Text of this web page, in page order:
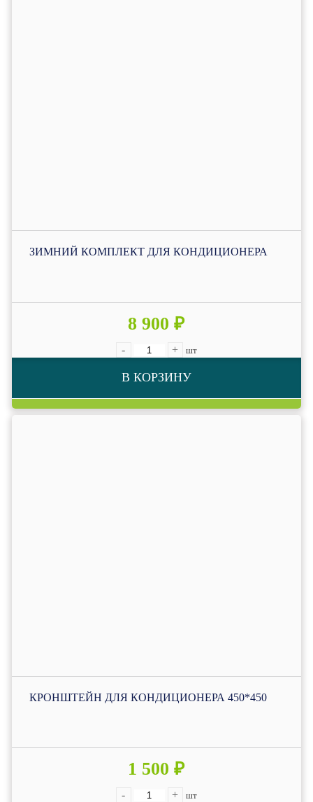
ЗИМНИЙ КОМПЛЕКТ ДЛЯ КОНДИЦИОНЕРА
8 900 ₽
- + шт
В КОРЗИНУ
КРОНШТЕЙН ДЛЯ КОНДИЦИОНЕРА 450*450
1 500 ₽
- + шт